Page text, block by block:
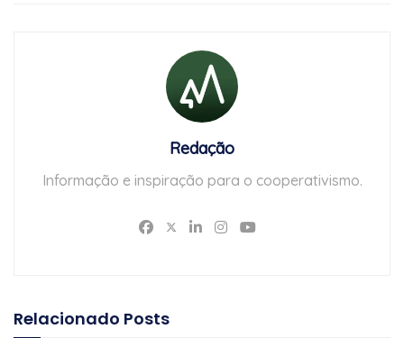
Redação
Informação e inspiração para o cooperativismo.
Relacionado Posts